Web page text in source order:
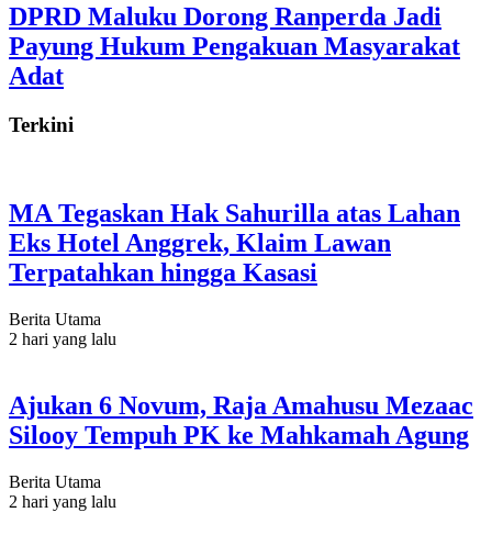
DPRD Maluku Dorong Ranperda Jadi
Payung Hukum Pengakuan Masyarakat
Adat
Terkini
MA Tegaskan Hak Sahurilla atas Lahan
Eks Hotel Anggrek, Klaim Lawan
Terpatahkan hingga Kasasi
Berita Utama
2 hari yang lalu
Ajukan 6 Novum, Raja Amahusu Mezaac
Silooy Tempuh PK ke Mahkamah Agung
Berita Utama
2 hari yang lalu